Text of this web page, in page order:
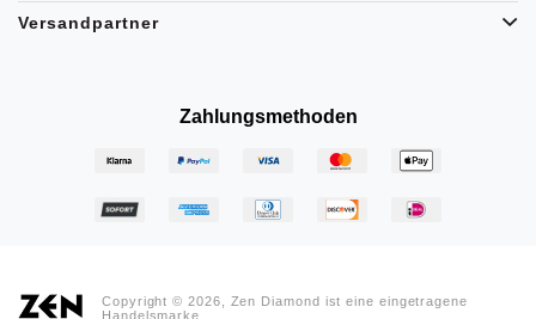
Versandpartner
Zahlungsmethoden
Copyright © 2026, Zen Diamond ist eine eingetragene
Handelsmarke.